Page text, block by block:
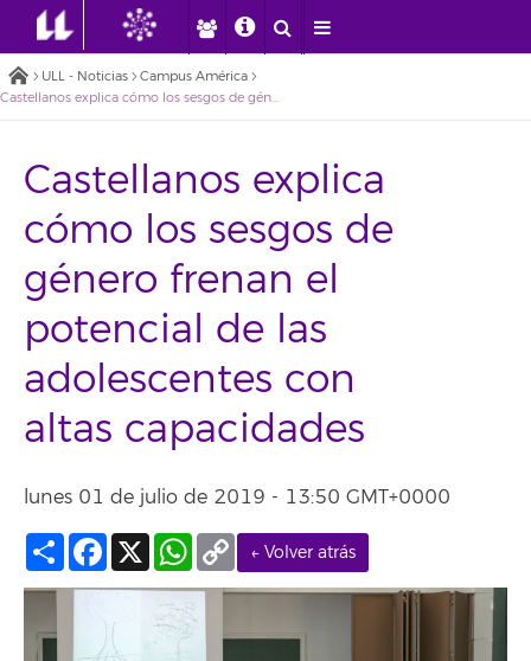
ULL - Noticias
Campus América
Castellanos explica cómo los sesgos de género frenan el potencial de las adolescentes con altas capacidades
Castellanos explica
cómo los sesgos de
género frenan el
potencial de las
adolescentes con
altas capacidades
lunes 01 de julio de 2019 - 13:50 GMT+0000
← Volver atrás
Compartir
Facebook
X WhatsApp
Copy
Link